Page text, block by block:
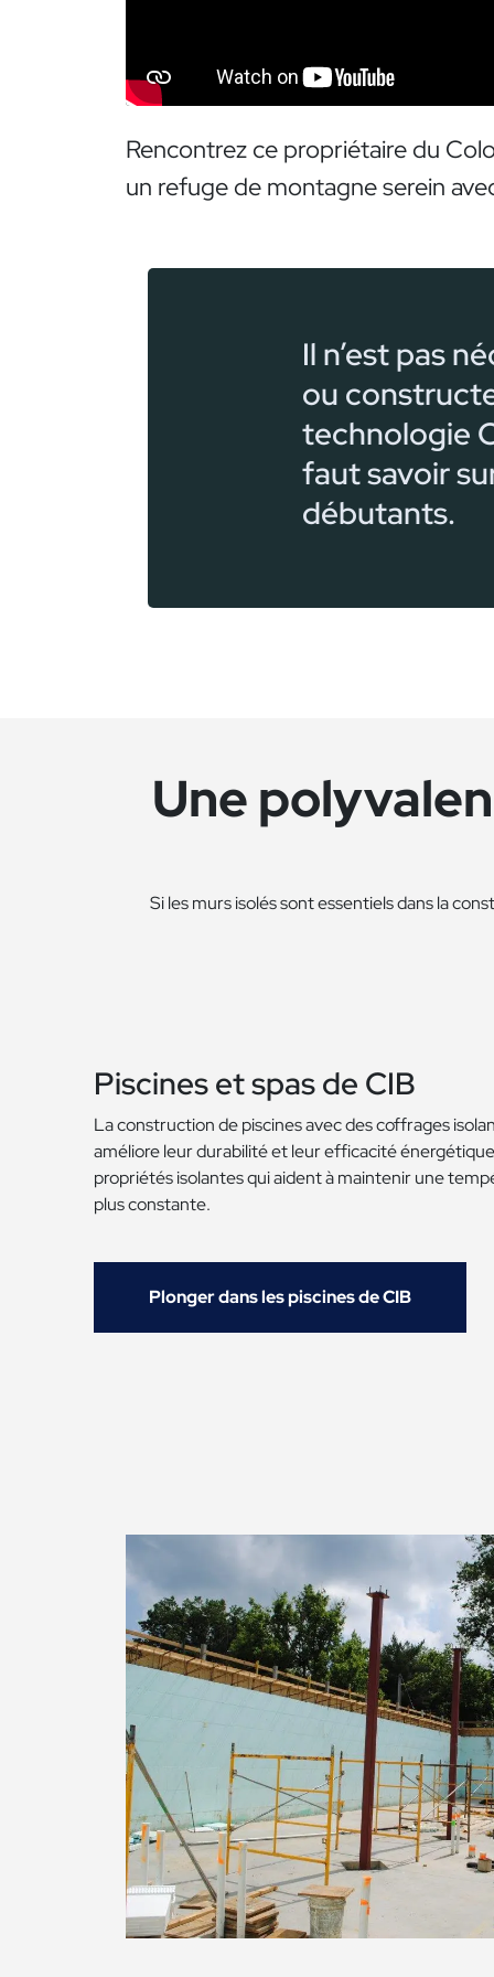
Rencontrez ce propriétaire du
un refuge de montagne serein
Il n’est pas
ou
technologie
faut savoir
débutants.
Une
Si les murs isolés sont essentiels dans la
Piscines et spas de CIB
La construction de piscines avec des coffrages
améliore leur durabilité et leur efficacité
propriétés isolantes qui aident à maintenir une
plus constante.
Plonger dans les piscines de CIB